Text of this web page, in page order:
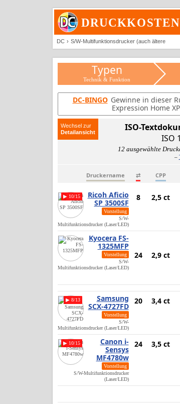
DC S/W-Multifunktionsdrucker (auch ältere
Typen
Technik & Funktion
DC-BINGO Gewinne in dieser
Expression Home
Wechsel zur
ISO-
ISO
12 ausgewählte
–
Druckername ⇄ CPP
▶ 10/15
Ricoh Aficio
SP 3500SF
Vorstellung
S/W-
Multifunktionsdrucker (Laser/LED)
8 2,5 ct
Kyocera FS-
1325MFP
Vorstellung
S/W-
Multifunktionsdrucker (Laser/LED)
24 2,9 ct
▶ 8/13
Samsung
SCX-4727FD
Vorstellung
S/W-
Multifunktionsdrucker (Laser/LED)
20 3,4 ct
▶ 10/15
Canon i-
Sensys
MF4780w
Vorstellung
S/W-Multifunktionsdrucker
(Laser/LED)
24 3,5 ct